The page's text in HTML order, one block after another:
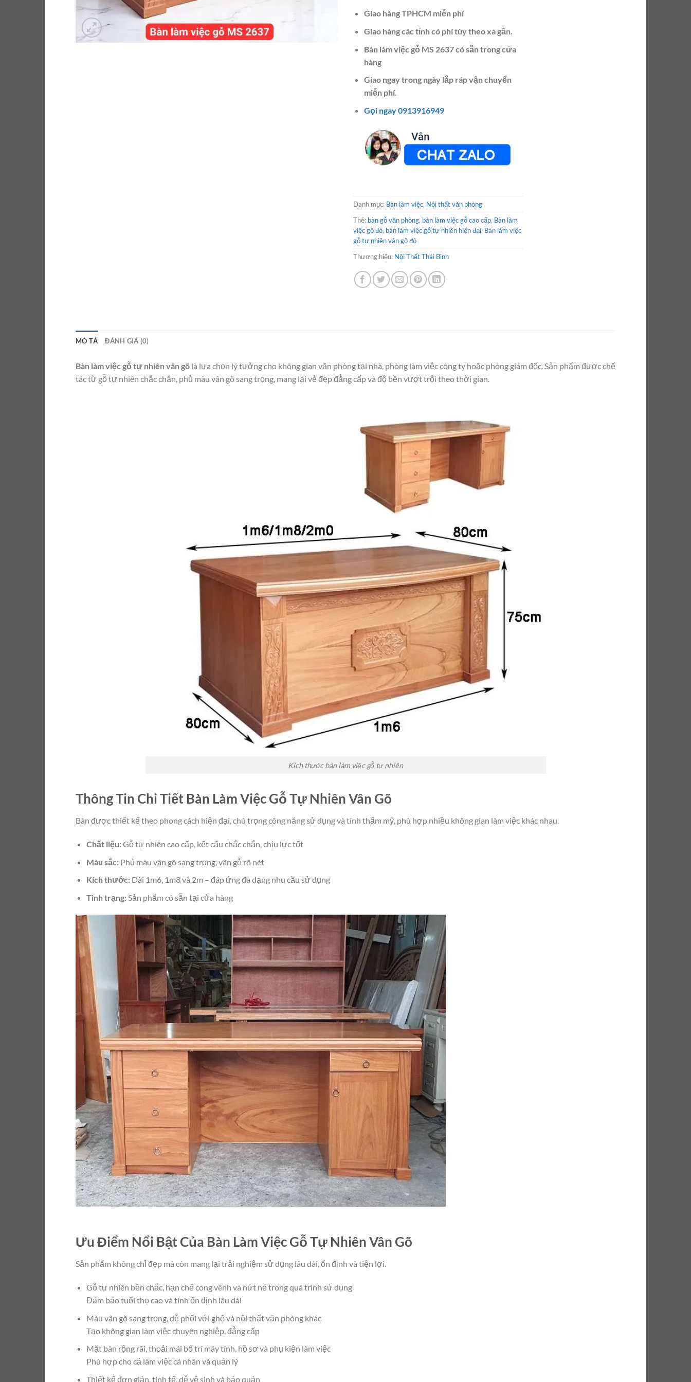
Giao hàng TPHCM miễn phí
Giao hàng các tỉnh có phí tùy theo xa gần.
Bàn làm việc gỗ MS 2637 có sẵn trong cửa
hàng
Giao ngay trong ngày lắp ráp vận chuyển
miễn phí.
Gọi ngay 0913916949
Danh mục: Bàn làm việc, Nội thất văn phòng
Thẻ: bàn gỗ văn phòng, bàn làm việc gỗ cao cấp, Bàn làm
việc gõ đỏ, bàn làm việc gỗ tự nhiên hiện đại, Bàn làm việc
gỗ tự nhiên vân gõ đỏ
Thương hiệu: Nội Thất Thái Bình
MÔ TẢ ĐÁNH GIÁ (0)
Bàn làm việc gỗ tự nhiên vân gõ là lựa chọn lý tưởng cho không gian văn phòng tại nhà, phòng làm việc công ty hoặc phòng giám đốc. Sản phẩm được chế
tác từ gỗ tự nhiên chắc chắn, phủ màu vân gõ sang trọng, mang lại vẻ đẹp đẳng cấp và độ bền vượt trội theo thời gian.
Kích thước bàn làm việc gỗ tự nhiên
Thông Tin Chi Tiết Bàn Làm Việc Gỗ Tự Nhiên Vân Gõ
Bàn được thiết kế theo phong cách hiện đại, chú trọng công năng sử dụng và tính thẩm mỹ, phù hợp nhiều không gian làm việc khác nhau.
Chất liệu:Gỗ tự nhiên cao cấp, kết cấu chắc chắn, chịu lực tốt
Màu sắc:Phủ màu vân gõ sang trọng, vân gỗ rõ nét
Kích thước:Dài 1m6, 1m8 và 2m – đáp ứng đa dạng nhu cầu sử dụng
Tình trạng:Sản phẩm có sẵn tại cửa hàng
Ưu Điểm Nổi Bật Của Bàn Làm Việc Gỗ Tự Nhiên Vân Gõ
Sản phẩm không chỉ đẹp mà còn mang lại trải nghiệm sử dụng lâu dài, ổn định và tiện lợi.
Gỗ tự nhiên bền chắc, hạn chế cong vênh và nứt nẻ trong quá trình sử dụng
Đảm bảo tuổi thọ cao và tính ổn định lâu dài
Màu vân gõ sang trọng, dễ phối với ghế và nội thất văn phòng khác
Tạo không gian làm việc chuyên nghiệp, đẳng cấp
Mặt bàn rộng rãi, thoải mái bố trí máy tính, hồ sơ và phụ kiện làm việc
Phù hợp cho cả làm việc cá nhân và quản lý
Thiết kế đơn giản, tinh tế, dễ vệ sinh và bảo quản